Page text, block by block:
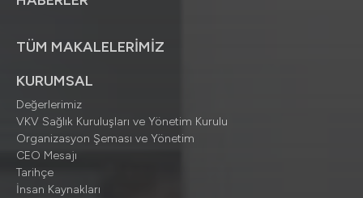
TÜM MAKALELERİMİZ
KURUMSAL
Değerlerimiz
VKV Sağlık Kuruluşları ve Yönetim Kurulu
Organizasyon Şeması ve Yönetim
CEO Mesajı
Tarihçe
İnsan Kaynakları